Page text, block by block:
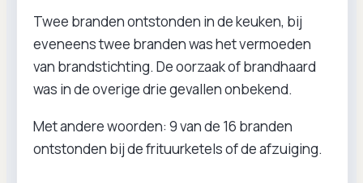
Twee branden ontstonden in de keuken, bij
eveneens twee branden was het vermoeden
van brandstichting. De oorzaak of brandhaard
was in de overige drie gevallen onbekend.
Met andere woorden: 9 van de 16 branden
ontstonden bij de frituurketels of de afzuiging.